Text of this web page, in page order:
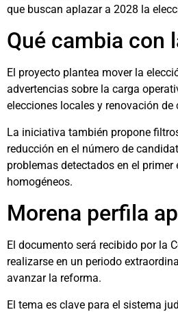
que buscan aplazar a 2028 la
Qué cambia con
El proyecto plantea mover la
advertencias sobre la carga
elecciones locales y renovación de
La iniciativa también propone
reducción en el número de
problemas detectados en el
homogéneos.
Morena perfila
El documento será recibido por la
realizarse en un periodo
avanzar la reforma.
El tema es clave para el sistema